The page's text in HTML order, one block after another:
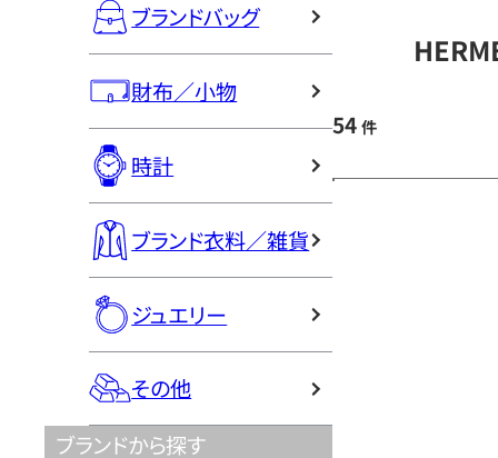
ブランドバッグ
財布／小物
時計
ブランド衣料／雑貨
ジュエリー
その他
ブランドから探す
54 件